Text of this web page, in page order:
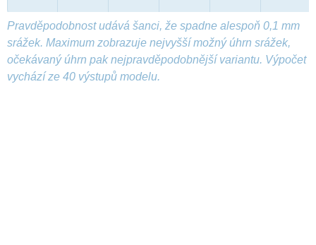
Pravděpodobnost udává šanci, že spadne alespoň 0,1 mm
srážek. Maximum zobrazuje nejvyšší možný úhrn srážek,
očekávaný úhrn pak nejpravděpodobnější variantu. Výpočet
vychází ze 40 výstupů modelu.